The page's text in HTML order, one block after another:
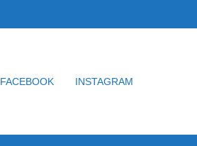
FACEBOOK INSTAGRAM